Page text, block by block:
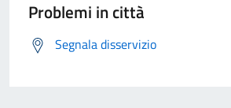
Problemi in città
Segnala disservizio